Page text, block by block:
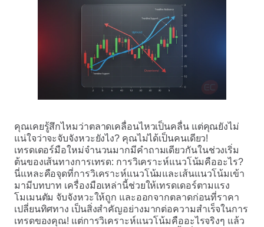
คุณเคยรู้สึกไหมว่าตลาดเคลื่อนไหวเป็นคลื่น แต่คุณยังไม่
แน่ใจว่าจะจับจังหวะยังไง? คุณไม่ได้เป็นคนเดียว!
เทรดเดอร์มือใหม่จำนวนมากมีคำถามเดียวกันในช่วงเริ่ม
ต้นของเส้นทางการเทรด: การวิเคราะห์แนวโน้มคืออะไร?
นี่แหละคือจุดที่การวิเคราะห์แนวโน้มและเส้นแนวโน้มเข้า
มามีบทบาท เครื่องมือเหล่านี้ช่วยให้เทรดเดอร์ตามแรง
โมเมนตัม จับจังหวะให้ถูก และออกจากตลาดก่อนที่ราคา
เปลี่ยนทิศทาง เป็นสิ่งสำคัญอย่างมากต่อความสำเร็จในการ
เทรดของคุณ! แต่การวิเคราะห์แนวโน้มคืออะไรจริงๆ แล้ว